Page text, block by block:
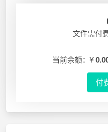
文件需付
当前余额：¥
付